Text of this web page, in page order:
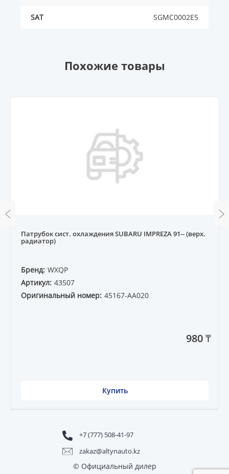
SAT SGMC0002E5
Похожие товары
Патрубок сист. охлаждения SUBARU IMPREZA 91-- (верх.
радиатор)
Бренд: WXQP
Артикул: 43507
Оригинальный номер: 45167-AA020
980 ₸
Купить
+7 (777) 508-41-97
zakaz@altynauto.kz
© Официальный дилер